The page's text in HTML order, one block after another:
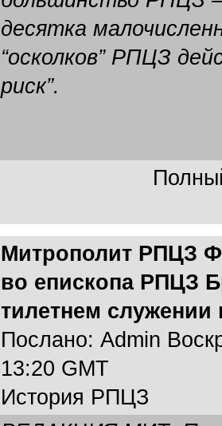
десятка
“осколков” РПЦЗ
риск”.
Митрополит РПЦЗ
во епископа РПЦЗ
тилетнем служении
Послано: Admin
13:20 GMT
История РПЦЗ